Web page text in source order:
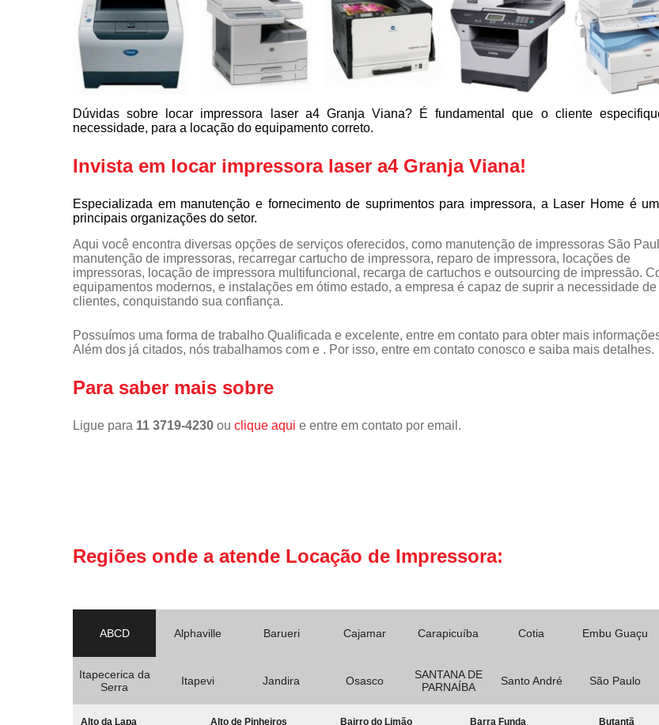
Dúvidas sobre locar impressora laser a4 Granja Viana? É fundamental que o cliente
necessidade, para a locação do equipamento correto.
Invista em locar impressora laser a4 Granja Viana!
Especializada em manutenção e fornecimento de suprimentos para impressora, a Laser Home é
principais organizações do setor.
Aqui você encontra diversas opções de serviços oferecidos, como manutenção de impressoras São
manutenção de impressoras, recarregar cartucho de impressora, reparo de impressora, locações de
impressoras, locação de impressora multifuncional, recarga de cartuchos e outsourcing de impressão.
equipamentos modernos, e instalações em ótimo estado, a empresa é capaz de suprir a necessidade
clientes, conquistando sua confiança.
Possuímos uma forma de trabalho Qualificada e excelente, entre em contato para obter mais
Além dos já citados, nós trabalhamos com e . Por isso, entre em contato conosco e saiba mais detalhes.
Para saber mais sobre
Ligue para 11 3719-4230 ou clique aqui e entre em contato por email.
Regiões onde a atende Locação de Impressora:
ABCD Alphaville Barueri Cajamar Carapicuíba Cotia Embu Guaçu
Itapecerica da
Serra
Itapevi Jandira Osasco
SANTANA DE
PARNAÍBA
Santo André São Paulo
Alto da Lapa Alto de Pinheiros Bairro do Limão Barra Funda Butantã